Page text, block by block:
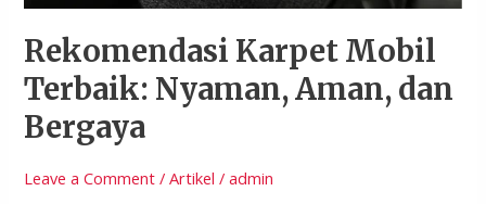
Rekomendasi Karpet Mobil
Terbaik: Nyaman, Aman, dan
Bergaya
Leave a Comment /Artikel /admin
dan
Bergaya